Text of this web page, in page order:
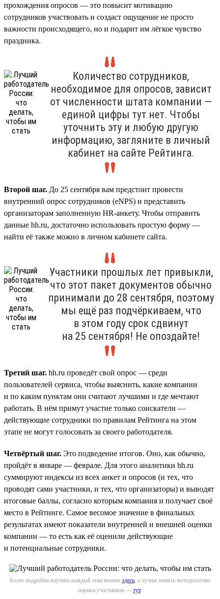
прохождения опросов — это повысит мотивацию
сотрудников участвовать и создаст ощущение не просто
важности происходящего, но и подарит им лёгкое чувство
праздника.
Количество сотрудников,
необходимое для опросов, зависит
от численности штата компании —
единой цифры тут нет. Чтобы
уточнить эту и любую другую
информацию, загляните в личный
кабинет на сайте Рейтинга.
Второй шаг. До 25 сентября вам предстоит провести
внутренний опрос сотрудников (eNPS) и представить
организаторам заполненную HR-анкету. Чтобы отправить
данные hh.ru, достаточно использовать простую форму —
найти её также можно в личном кабинете сайта.
Участники прошлых лет привыкли,
что этот пакет документов обычно
принимали до 28 сентября, поэтому
мы ещё раз подчёркиваем, что
в этом году срок сдвинут
на 25 сентября! Не опоздайте!
Третий шаг. hh.ru проведёт свой опрос — среди
пользователей сервиса, чтобы выяснить, какие компании
и по каким пунктам они считают лучшими и где мечтают
работать. В нём примут участие только соискатели —
действующие сотрудники по правилам Рейтинга на этом
этапе не могут голосовать за своего работодателя.
Четвёртый шаг. Это подведение итогов. Оно, как обычно,
пройдёт в январе — феврале. Для этого аналитики hh.ru
суммируют индексы из всех анкет и опросов (и тех, что
проводят сами участники, и тех, что организаторы) и выводят
итоговые баллы, согласно которым компания и получает своё
место в Рейтинге. Самое весомое значение в финальных
результатах имеют показатели внутренней и внешней оценки
компании — то есть как её оценили действующие
и потенциальные сотрудники.
Более подробно изучить каждый этап можно здесь, а лучше понять методологию
оценки участников — тут.